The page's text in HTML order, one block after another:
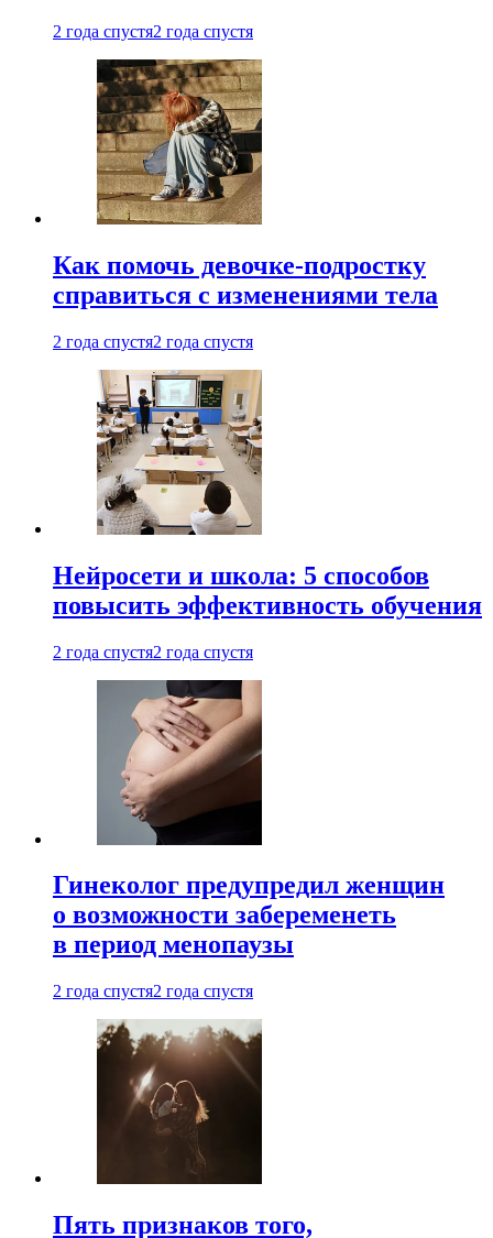
2 года спустя2 года спустя
Как помочь девочке-подростку
справиться с изменениями тела
2 года спустя2 года спустя
Нейросети и школа: 5 способов
повысить эффективность обучения
2 года спустя2 года спустя
Гинеколог предупредил женщин
о возможности забеременеть
в период менопаузы
2 года спустя2 года спустя
Пять признаков того,